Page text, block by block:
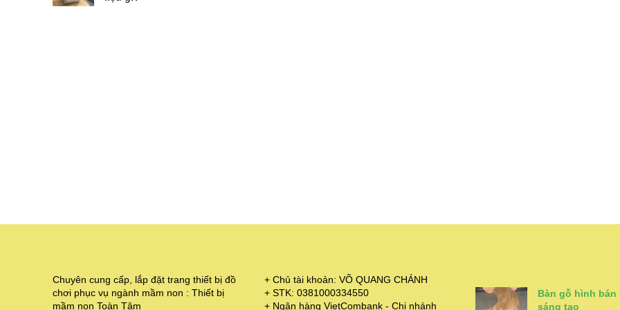
Chuyên cung cấp, lắp đặt trang thiết bị đồ
chơi phục vụ ngành mầm non : Thiết bị
mầm non Toàn Tâm
+ Chủ tài khoản: VÕ QUANG CHÁNH
+ STK: 0381000334550
+ Ngân hàng VietCombank - Chi nhánh
Bàn gỗ hình bán
sáng tạo